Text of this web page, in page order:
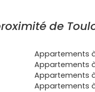
de
Appartements
Appartements
Appartements
Appartements